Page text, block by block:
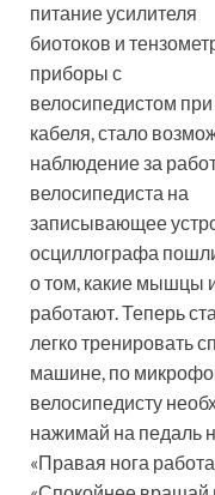
питание усилителя
биотоков и
приборы с
велосипедистом
кабеля, стало
наблюдение за
велосипедиста на
записывающее
осциллографа
о том, какие мышцы
работают. Теперь
легко тренировать
машине, по
велосипедисту
нажимай на педаль
«Правая нога